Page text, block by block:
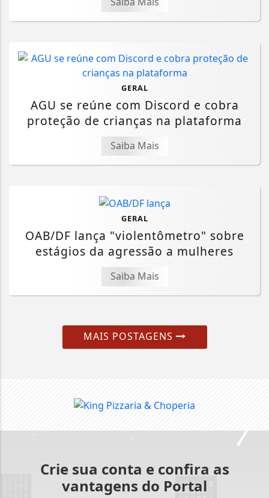
GERAL
AGU se reúne com Discord e cobra
proteção de crianças na plataforma
Saiba Mais
GERAL
OAB/DF lança "violentômetro" sobre
estágios da agressão a mulheres
Saiba Mais
MAIS POSTAGENS
Crie sua conta e confira as
vantagens do Portal